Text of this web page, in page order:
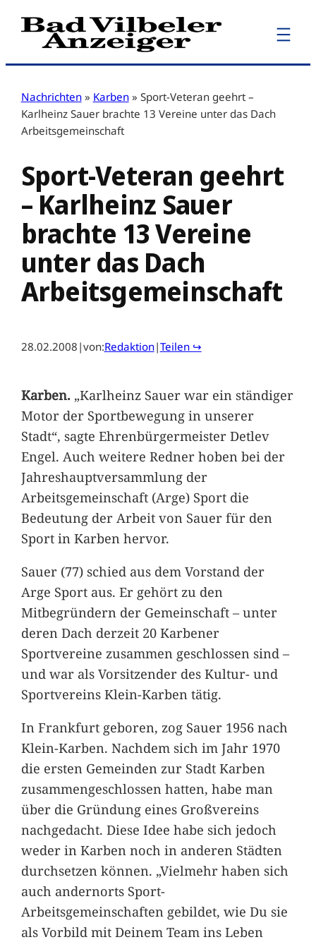
Zum
Inhalt
Nachrichten » Karben » Sport-Veteran geehrt –
Karlheinz Sauer brachte 13 Vereine unter das Dach
Arbeitsgemeinschaft
Sport-Veteran geehrt
– Karlheinz Sauer
brachte 13 Vereine
unter das Dach
Arbeitsgemeinschaft
28.02.2008 |von:Redaktion|Teilen ↪
Karben.„Karlheinz Sauer war ein ständiger
Motor der Sportbewegung in unserer
Stadt“, sagte Ehrenbürgermeister Detlev
Engel. Auch weitere Redner hoben bei der
Jahreshauptversammlung der
Arbeitsgemeinschaft (Arge) Sport die
Bedeutung der Arbeit von Sauer für den
Sport in Karben hervor.
Sauer (77) schied aus dem Vorstand der
Arge Sport aus. Er gehört zu den
Mitbegründern der Gemeinschaft – unter
deren Dach derzeit 20 Karbener
Sportvereine zusammen geschlossen sind –
und war als Vorsitzender des Kultur- und
Sportvereins Klein-Karben tätig.
In Frankfurt geboren, zog Sauer 1956 nach
Klein-Karben. Nachdem sich im Jahr 1970
die ersten Gemeinden zur Stadt Karben
zusammengeschlossen hatten, habe man
über die Gründung eines Großvereins
nachgedacht. Diese Idee habe sich jedoch
weder in Karben noch in anderen Städten
durchsetzen können. „Vielmehr haben sich
auch andernorts Sport-
Arbeitsgemeinschaften gebildet, wie Du sie
als Vorbild mit Deinem Team ins Leben